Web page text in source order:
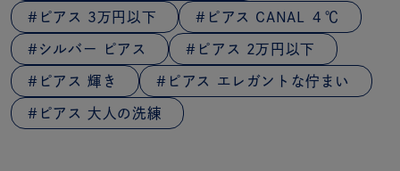
ピアス 3万円以下 ピアス CANAL ４℃
シルバー ピアス ピアス 2万円以下
ピアス 輝き ピアス エレガントな佇まい
ピアス 大人の洗練